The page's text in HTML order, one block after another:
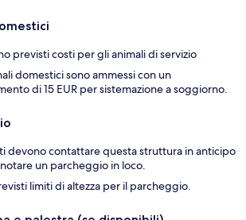
previsti costi per gli animali di servizio
domestici sono ammessi con un
di 15 EUR per sistemazione a soggiorno.
devono contattare questa struttura in anticipo
un parcheggio in loco.
limiti di altezza per il parcheggio.